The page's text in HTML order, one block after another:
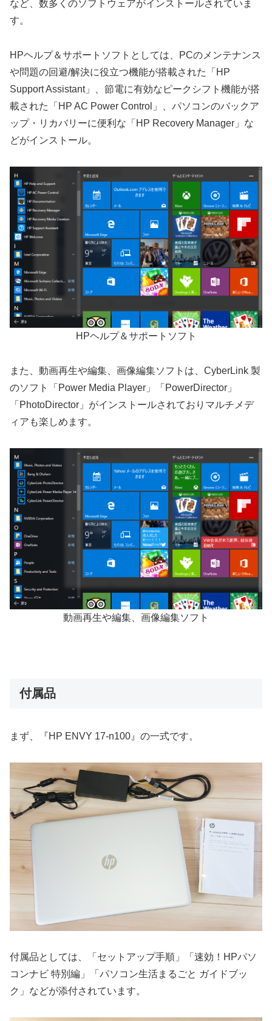
など、数多くのソフトウェアがインストールされていま
す。
HPヘルプ＆サポートソフトとしては、PCのメンテナンス
や問題の回避/解決に役立つ機能が搭載された「HP
Support Assistant」、節電に有効なピークシフト機能が搭
載された「HP AC Power Control」、パソコンのバックア
ップ・リカバリーに便利な「HP Recovery Manager」な
どがインストール。
HPヘルプ＆サポートソフト
また、動画再生や編集、画像編集ソフトは、CyberLink 製
のソフト「Power Media Player」「PowerDirector」
「PhotoDirector」がインストールされておりマルチメデ
ィアも楽しめます。
動画再生や編集、画像編集ソフト
付属品
まず、『HP ENVY 17-n100』の一式です。
付属品としては、「セットアップ手順」「速効！HPパソ
コンナビ 特別編」「パソコン生活まるごと ガイドブッ
ク」などが添付されています。